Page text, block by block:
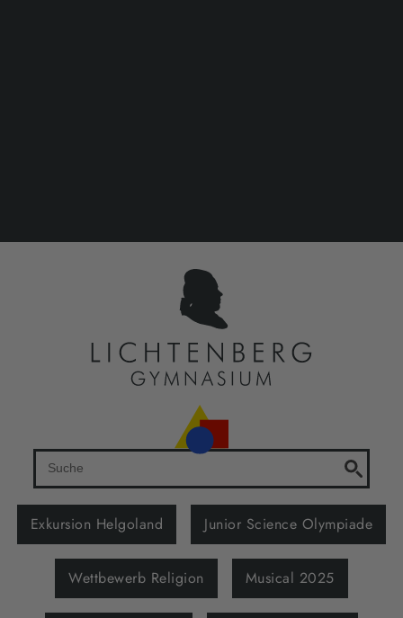
Exkursion Helgoland Junior Science Olympiade
Wettbewerb Religion Musical 2025